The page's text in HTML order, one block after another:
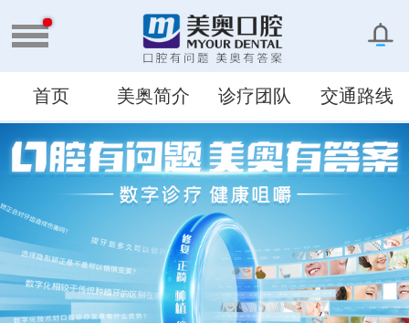
首页 美奥简介 诊疗团队 交通路线